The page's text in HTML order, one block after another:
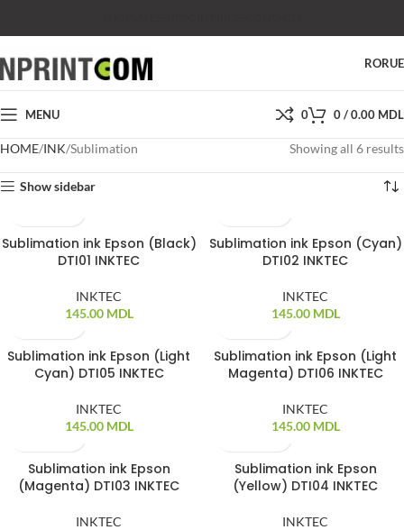
RORU
MENU 0 0/0.00 MDL
HOME INK Sublimation Showing all 6 results
Show sidebar
Sublimation ink Epson (Black)
DTI01 INKTEC
INKTEC
145.00 MDL
Sublimation ink Epson (Cyan)
DTI02 INKTEC
INKTEC
145.00 MDL
Sublimation ink Epson (Light
Cyan) DTI05 INKTEC
INKTEC
145.00 MDL
Sublimation ink Epson (Light
Magenta) DTI06 INKTEC
INKTEC
145.00 MDL
Sublimation ink Epson
(Magenta) DTI03 INKTEC
INKTEC
Sublimation ink Epson
(Yellow) DTI04 INKTEC
INKTEC